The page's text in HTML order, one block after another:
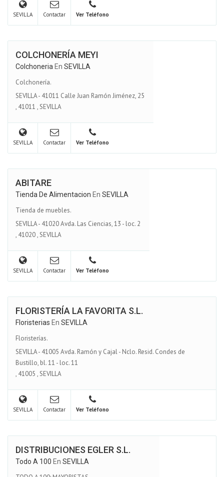
SEVILLA Contactar Ver Teléfono
COLCHONERÍA MEYI
Colchoneria En SEVILLA
Colchonería.
SEVILLA - 41011 Calle Juan Ramón Jiménez, 25
, 41011 ,SEVILLA
SEVILLA Contactar Ver Teléfono
ABITARE
Tienda De Alimentacion En SEVILLA
Tienda de muebles.
SEVILLA - 41020 Avda. Las Ciencias, 13 - loc. 2
, 41020,SEVILLA
SEVILLA Contactar Ver Teléfono
FLORISTERÍA LA FAVORITA S.L.
Floristerias En SEVILLA
Floristerías.
SEVILLA - 41005 Avda. Ramón y Cajal - Nclo. Resid. Condes de
Bustillo, bl. 11 - loc. 11
, 41005 ,SEVILLA
SEVILLA Contactar Ver Teléfono
DISTRIBUCIONES EGLER S.L.
Todo A 100 En SEVILLA